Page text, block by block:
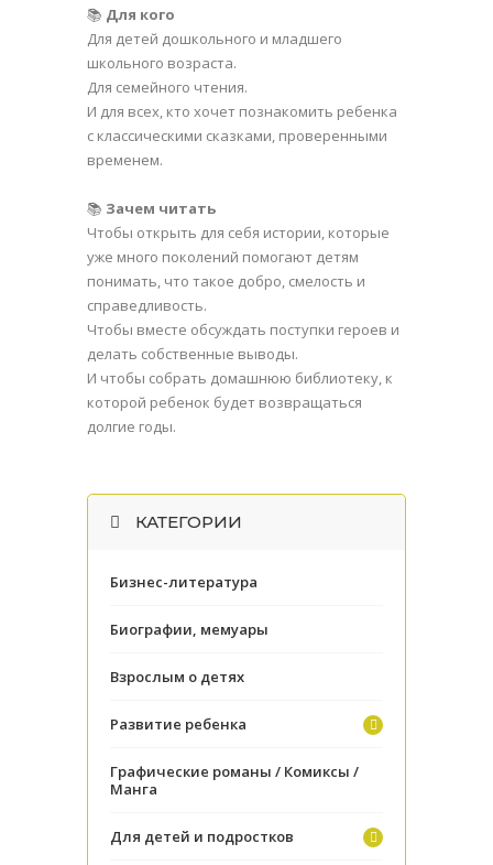
📚 Для кого
Для детей дошкольного и младшего
школьного возраста.
Для семейного чтения.
И для всех, кто хочет познакомить ребенка
с классическими сказками, проверенными
временем.
📚 Зачем читать
Чтобы открыть для себя истории, которые
уже много поколений помогают детям
понимать, что такое добро, смелость и
справедливость.
Чтобы вместе обсуждать поступки героев и
делать собственные выводы.
И чтобы собрать домашнюю библиотеку, к
которой ребенок будет возвращаться
долгие годы.
КАТЕГОРИИ
Бизнес-литература
Биографии, мемуары
Взрослым о детях
Развитие ребенка
Графические романы / Комиксы /
Манга
Для детей и подростков